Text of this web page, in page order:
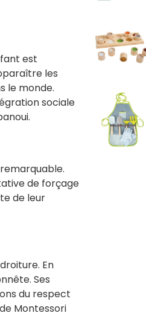
est
les
le monde.
sociale
de forçage
de leur
En
Ses
du respect
Montessori